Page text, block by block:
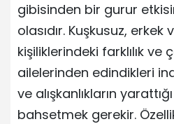
gibisinden bir gurur
olasıdır. Kuşkusuz, erkek
kişiliklerindeki farklılık ve
ailelerinden edindikleri
ve alışkanlıkların
bahsetmek gerekir.